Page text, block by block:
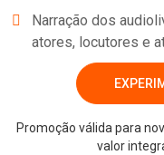
Narração dos
atores, locutores e
Promoção válida para
valor